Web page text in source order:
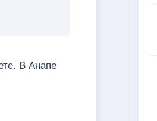
В Анапе